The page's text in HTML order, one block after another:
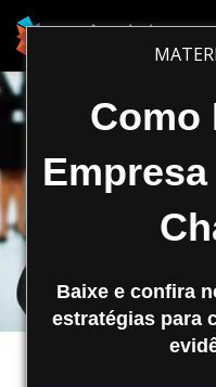
Como
Baixe e confira
estratégias para